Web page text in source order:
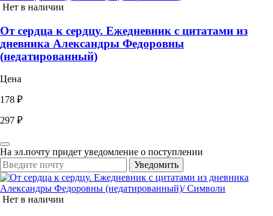
Нет в наличии
От сердца к сердцу. Ежедневник с цитатами из
дневника Александры Федоровны
(недатированный)
Цена
178 ₽
297 ₽
На эл.почту придет уведомление о поступлении
Уведомить
Нет в наличии